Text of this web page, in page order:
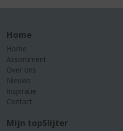
Home
Home
Assortiment
Over ons
Nieuws
Inspiratie
Contact
Mijn topSlijter